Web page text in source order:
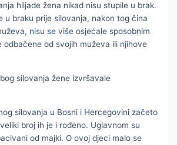
hiljade žena nikad nisu stupile u brak.
u braku prije silovanja, nakon tog čina
nisu se više osjećale sposobnim
odbačene od svojih muževa ili njihove
silovanja žene izvršavale
silovanja u Bosni i Hercegovini začeto
broj ih je i rođeno. Uglavnom su
od majki. O ovoj djeci malo se